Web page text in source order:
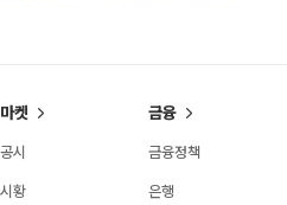
마켓
공시
시황
금융
금융정책
은행